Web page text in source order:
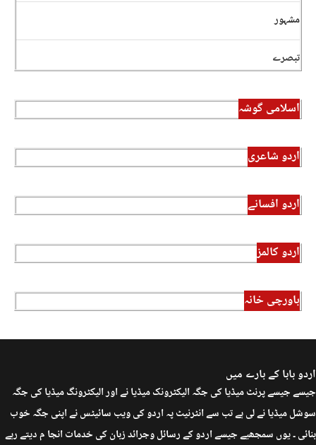
مشہور
تبصرے
اسلامی گوشہ
اردو شاعری
اردو افسانے
اردو کالمز
باورچی خانہ
اردو بابا کے بارے میں
جیسے جیسے پرنٹ میڈیا کی جگہ الیکٹرونک میڈیا نے اور الیکٹرونگ میڈیا کی جگہ
سوشل میڈیا نے لی ہے تب سے انٹرنیٹ پہ اردو کی ویب سائیٹس نے اپنی جگہ خوب
بنائی ۔ یوں سمجھیے جیسے اردو کے رسائل وجرائد زبان کی خدمات انجا م دیتے رہے